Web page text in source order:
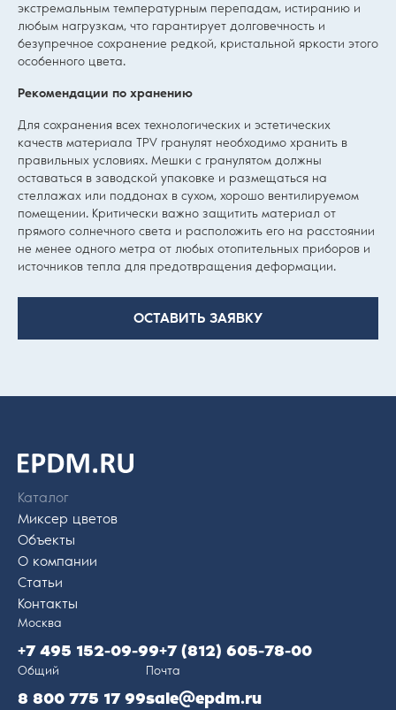
экстремальным температурным перепадам, истиранию и
любым нагрузкам, что гарантирует долговечность и
безупречное сохранение редкой, кристальной яркости этого
особенного цвета.
Рекомендации по хранению
Для сохранения всех технологических и эстетических
качеств материала TPV гранулят необходимо хранить в
правильных условиях. Мешки с гранулятом должны
оставаться в заводской упаковке и размещаться на
стеллажах или поддонах в сухом, хорошо вентилируемом
помещении. Критически важно защитить материал от
прямого солнечного света и расположить его на расстоянии
не менее одного метра от любых отопительных приборов и
источников тепла для предотвращения деформации.
ОСТАВИТЬ ЗАЯВКУ
На главную
страницу
Каталог
Миксер цветов
Объекты
О компании
Статьи
Контакты
Москва
+7 495 152-09-99+7 (812) 605-78-00
Общий
8 800 775 17 99
Почта
sale@epdm.ru